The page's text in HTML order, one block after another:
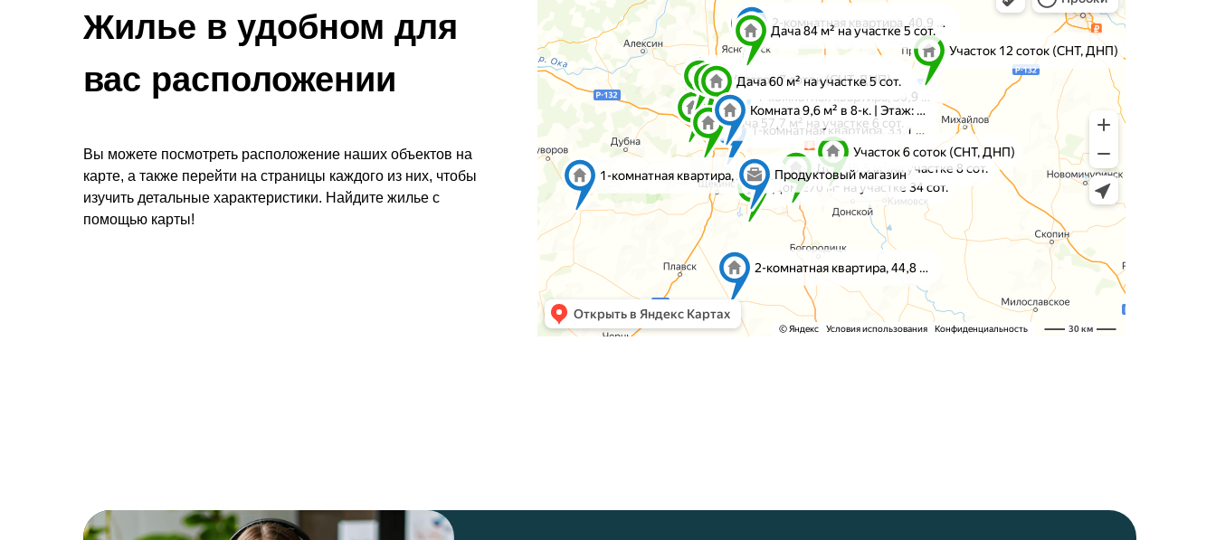
Жилье в удобном для
вас расположении
Вы можете посмотреть расположение наших объектов на
карте, а также перейти на страницы каждого из них, чтобы
изучить детальные характеристики. Найдите жилье с
помощью карты!